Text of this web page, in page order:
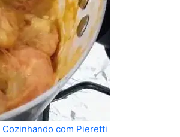
Cozinhando com Pieretti